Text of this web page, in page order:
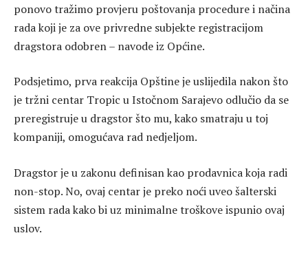
ponovo tražimo provjeru poštovanja procedure i načina
rada koji je za ove privredne subjekte registracijom
dragstora odobren – navode iz Općine.
Podsjetimo, prva reakcija Opštine je uslijedila nakon što
je tržni centar Tropic u Istočnom Sarajevo odlučio da se
preregistruje u dragstor što mu, kako smatraju u toj
kompaniji, omogućava rad nedjeljom.
Dragstor je u zakonu definisan kao prodavnica koja radi
non-stop. No, ovaj centar je preko noći uveo šalterski
sistem rada kako bi uz minimalne troškove ispunio ovaj
uslov.